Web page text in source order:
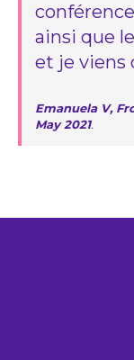
ainsi que
et je viens
Emanuela V,
May 2021.